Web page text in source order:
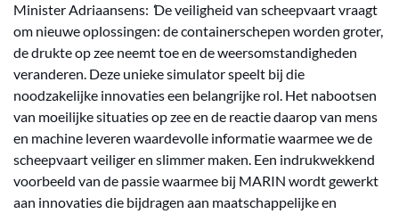
Minister Adriaansens: ‘De veiligheid van scheepvaart vraagt
om nieuwe oplossingen: de containerschepen worden groter,
de drukte op zee neemt toe en de weersomstandigheden
veranderen. Deze unieke simulator speelt bij die
noodzakelijke innovaties een belangrijke rol. Het nabootsen
van moeilijke situaties op zee en de reactie daarop van mens
en machine leveren waardevolle informatie waarmee we de
scheepvaart veiliger en slimmer maken. Een indrukwekkend
voorbeeld van de passie waarmee bij MARIN wordt gewerkt
aan innovaties die bijdragen aan maatschappelijke en